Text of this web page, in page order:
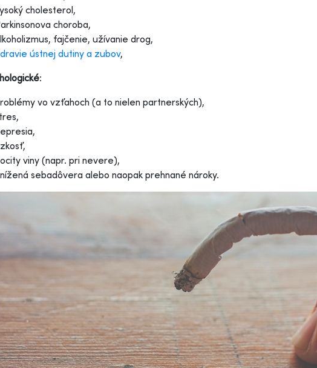
cholesterol,
choroba,
fajčenie, užívanie drog,
ústnej dutiny a zubov,
:
vo vzťahoch (a to nielen partnerských),
viny (napr. pri nevere),
sebadôvera alebo naopak prehnané nároky.